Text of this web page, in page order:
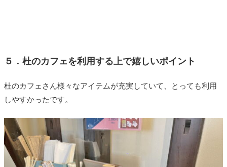
５．杜のカフェを利用する上で嬉しいポイント
杜のカフェさん様々なアイテムが充実していて、とっても利用
しやすかったです。